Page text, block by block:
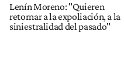
Lenín Moreno: "Quieren
retornar a la expoliación, a la
siniestralidad del pasado"